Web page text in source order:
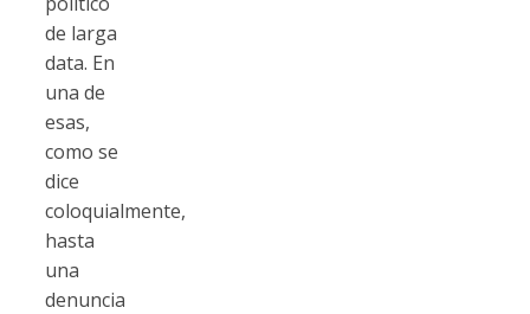
de larga
data. En
una de
esas,
como se
dice
coloquialmente,
hasta
una
denuncia